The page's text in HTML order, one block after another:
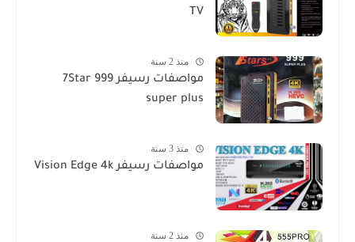
TV
منذ 2 سنة
مواصفات رسيفر 7Star 999
super plus
منذ 3 سنة
مواصفات رسيفر Vision Edge 4k
منذ 2 سنة